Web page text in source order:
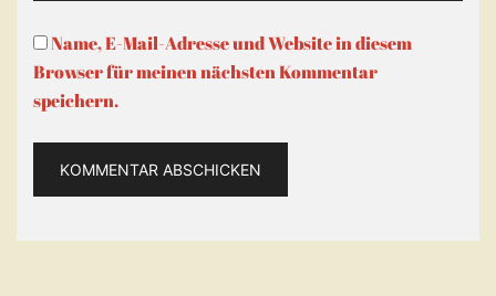
Name, E-Mail-Adresse und Website in diesem
Browser für meinen nächsten Kommentar
speichern.